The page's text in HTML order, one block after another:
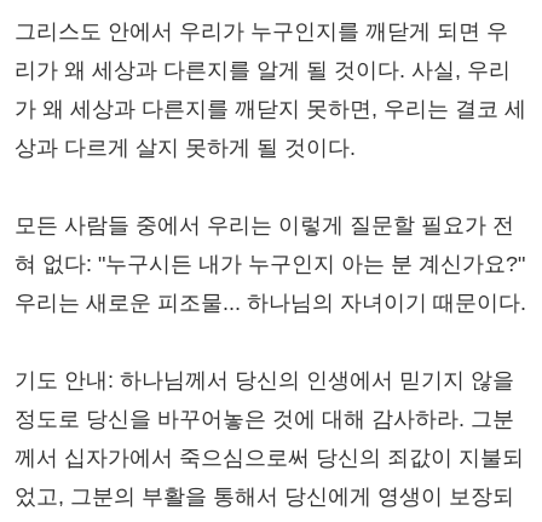
그리스도 안에서 우리가 누구인지를 깨닫게 되면 우
리가 왜 세상과 다른지를 알게 될 것이다. 사실, 우리
가 왜 세상과 다른지를 깨닫지 못하면, 우리는 결코 세
상과 다르게 살지 못하게 될 것이다.
모든 사람들 중에서 우리는 이렇게 질문할 필요가 전
혀 없다: "누구시든 내가 누구인지 아는 분 계신가요?"
우리는 새로운 피조물... 하나님의 자녀이기 때문이다.
기도 안내: 하나님께서 당신의 인생에서 믿기지 않을
정도로 당신을 바꾸어놓은 것에 대해 감사하라. 그분
께서 십자가에서 죽으심으로써 당신의 죄값이 지불되
었고, 그분의 부활을 통해서 당신에게 영생이 보장되